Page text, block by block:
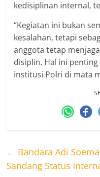
kedisiplinan internal,
“Kegiatan ini bukan
kesalahan, tetapi
anggota tetap
disiplin. Hal ini
institusi Polri di mata
← Bandara Adi
Sandang Status